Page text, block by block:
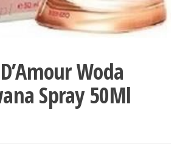
Woda
Spray 50Ml